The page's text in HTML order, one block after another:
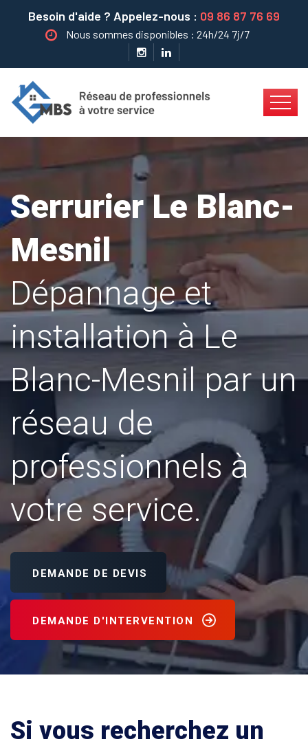
Besoin d'aide ? Appelez-nous : 09 86 87 76 69
Nous sommes disponibles : 24h/24 7j/7
Serrurier Le Blanc-
Mesnil
Dépannage et
installation à Le
Blanc-Mesnil par un
réseau de
professionnels à
votre service.
DEMANDE DE DEVIS
DEMANDE D'INTERVENTION
Si vous recherchez un